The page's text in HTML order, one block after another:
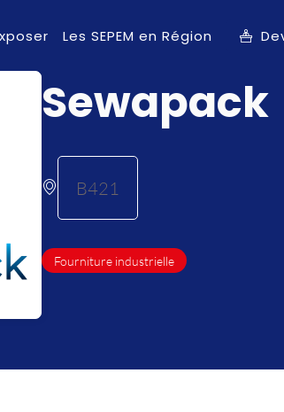
Les SEPEM en Région
Sewapack
B421
Fourniture industrielle